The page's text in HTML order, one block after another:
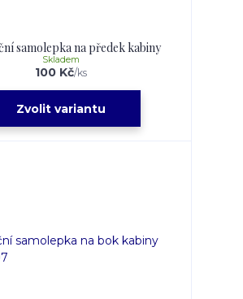
samolepka na předek kabiny
100 Kč/ks
Skladem
Zvolit variantu